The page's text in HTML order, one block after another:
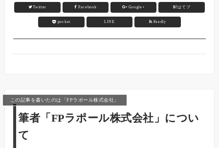
Twitter Facebook Google+ B!はてブ
pocket LINE Feedly
この記事を書いたのは「FPラポール株式会社」
筆者「FPラポール株式会社」につい
て